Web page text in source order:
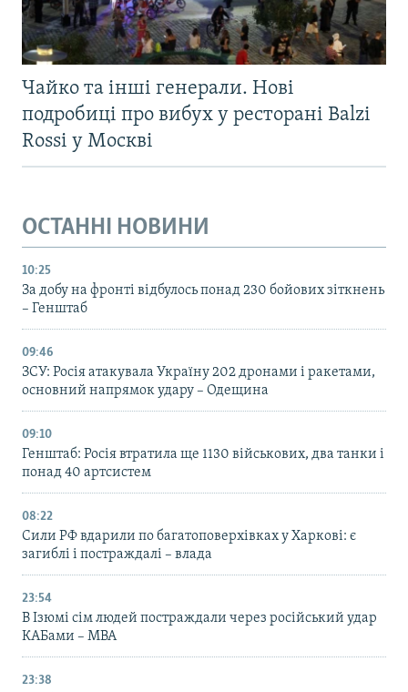
Чайко та інші генерали. Нові
подробиці про вибух у ресторані Balzi
Rossi у Москві
ОСТАННІ НОВИНИ
10:25
За добу на фронті відбулось понад 230 бойових зіткнень
– Генштаб
09:46
ЗСУ: Росія атакувала Україну 202 дронами і ракетами,
основний напрямок удару – Одещина
09:10
Генштаб: Росія втратила ще 1130 військових, два танки і
понад 40 артсистем
08:22
Сили РФ вдарили по багатоповерхівках у Харкові: є
загиблі і постраждалі – влада
23:54
В Ізюмі сім людей постраждали через російський удар
КАБами – МВА
23:38